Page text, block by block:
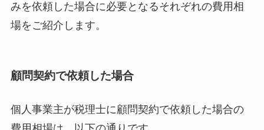
みを依頼した場合に必要となるそれぞれの費用相
場をご紹介します。
顧問契約で依頼した場合
個人事業主が税理士に顧問契約で依頼した場合の